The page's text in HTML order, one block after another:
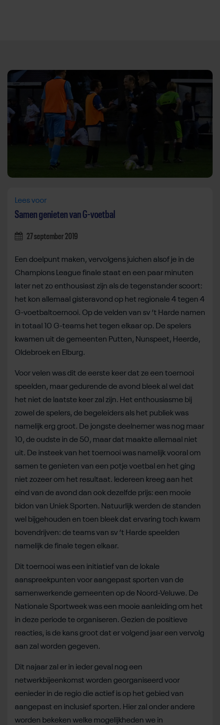
Direct door naar content
Lees voor
Samen genieten van G-voetbal
27 september 2019
Een doelpunt maken, vervolgens juichen alsof je in de
Champions League finale staat en een paar minuten
later net zo enthousiast zijn als de tegenstander scoort:
het kon allemaal gisteravond op het regionale 4 tegen 4
G-voetbaltoernooi. Op de velden van sv ’t Harde namen
in totaal 10 G-teams het tegen elkaar op. De spelers
kwamen uit de gemeenten Putten, Nunspeet, Heerde,
Oldebroek en Elburg.
Voor velen was dit de eerste keer dat ze een toernooi
speelden, maar gedurende de avond bleek al wel dat
het niet de laatste keer zal zijn. Het enthousiasme bij
zowel de spelers, de begeleiders als het publiek was
namelijk erg groot. De jongste deelnemer was nog maar
10, de oudste in de 50, maar dat maakte allemaal niet
uit. De insteek van het toernooi was namelijk vooral om
samen te genieten van een potje voetbal en het ging
niet zozeer om het resultaat. Iedereen kreeg aan het
eind van de avond dan ook dezelfde prijs: een mooie
bidon van Uniek Sporten. Natuurlijk werden de standen
wel bijgehouden en toen bleek dat ervaring toch kwam
bovendrijven: de teams van sv ’t Harde speelden
namelijk de finale tegen elkaar.
Dit toernooi was een initiatief van de lokale
aanspreekpunten voor aangepast sporten van de
samenwerkende gemeenten op de Noord-Veluwe. De
Nationale Sportweek was een mooie aanleiding om het
in deze periode te organiseren. Gezien de positieve
reacties, is de kans groot dat er volgend jaar een vervolg
aan zal worden gegeven.
Dit najaar zal er in ieder geval nog een
netwerkbijeenkomst worden georganiseerd voor
eenieder in de regio die actief is op het gebied van
aangepast en inclusief sporten. Hier zal onder andere
worden bekeken welke mogelijkheden we in